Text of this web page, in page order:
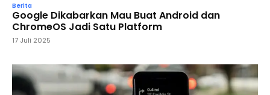
Berita
Google Dikabarkan Mau Buat Android dan
ChromeOS Jadi Satu Platform
17 Juli 2025